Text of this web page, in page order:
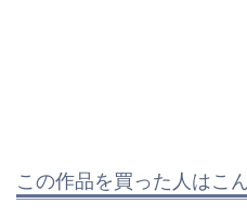
この作品を買った人はこ